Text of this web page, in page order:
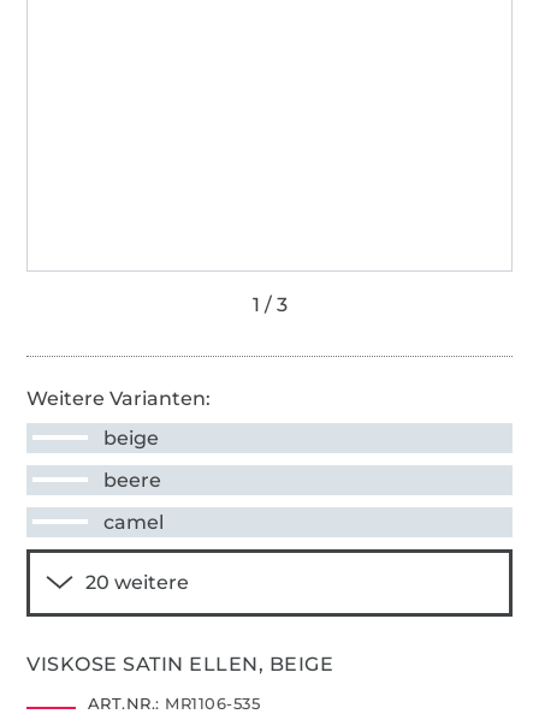
Weitere Varianten:
beige
beere
camel
VISKOSE SATIN ELLEN, BEIGE
ART.NR.: MR1106-535